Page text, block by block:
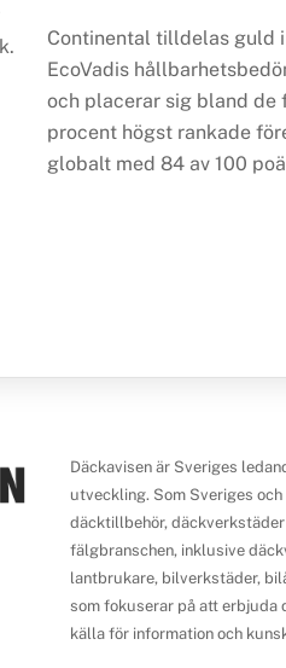
Continental tilldelas guld i
EcoVadis
och placerar sig bland de
procent högst rankade
globalt med 84 av 100
Däckavisen är Sveriges
utveckling. Som Sveriges
däcktillbehör,
fälgbranschen, inklusive
lantbrukare, bilverkstäder,
som fokuserar på att erbjuda
källa för information och